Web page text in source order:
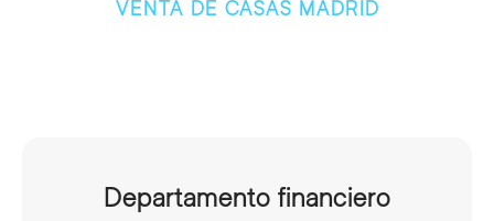
VENTA DE CASAS MADRID
Departamento financiero